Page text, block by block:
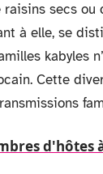
raisins secs
à elle, se
kabyles
Cette
d'hôtes